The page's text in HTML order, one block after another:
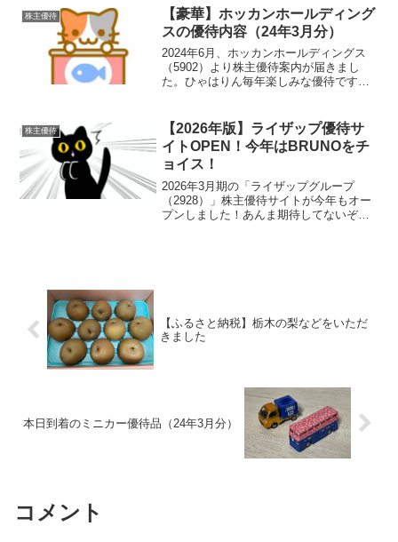
す。塩水港精糖のHPでは優待品の内...
株主優待
【豪華】ホッカンホールディング
スの優待内容（24年3月分）
2024年6月、ホッカンホールディングス
（5902）より株主優待案内が届きまし
た。ひゃはりん毎年楽しみな優待です優
す。保有株数優待内容100～999株3000円
相当の...
株主優待
【2026年版】ライザップ優待サ
イトOPEN！今年はBRUNOをチ
ョイス！
2026年3月期の「ライザップグループ
（2928）」株主優待サイトが今年もオー
プンしました！あんま期待してないぞ＾
【ふるさと納税】栃木の梨などをいただ
きました
本日到着のミニカー優待品（24年3月分）
コメント